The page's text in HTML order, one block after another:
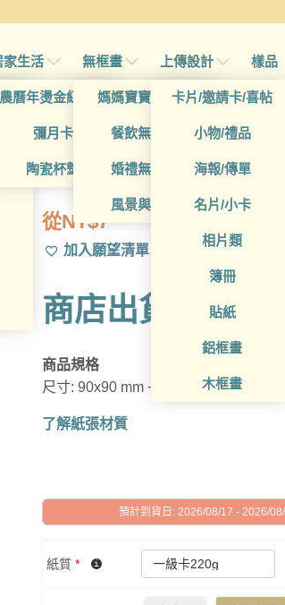
家生活
農曆年燙金紅包袋
彌月卡
陶瓷杯墊
無框畫
媽媽寶寶無框畫
餐飲無框畫
婚禮無框畫
風景與藝術
上傳設計
卡片/邀請卡/喜帖
小物/禮品
海報/傳單
名片/小卡
相片類
簿冊
貼紙
鋁框畫
木框畫
樣品
首頁 / 所有產品
BUA1D10011
從NT$7
加入願望清單
商店出貨Memo
商品規格
尺寸: 90x90 mm +/- 1 mm
了解紙張材質
預計到貨日: 2026/08/17 - 2026/
紙質 *